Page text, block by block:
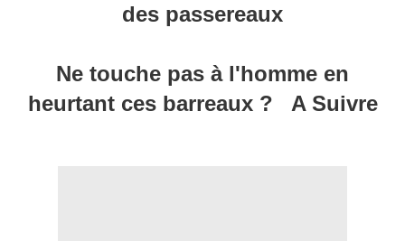
des passereaux
Ne touche pas à l'homme en
heurtant ces barreaux ? A Suivre